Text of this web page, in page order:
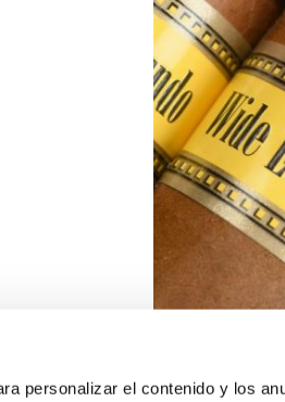
personalizar el contenido y los